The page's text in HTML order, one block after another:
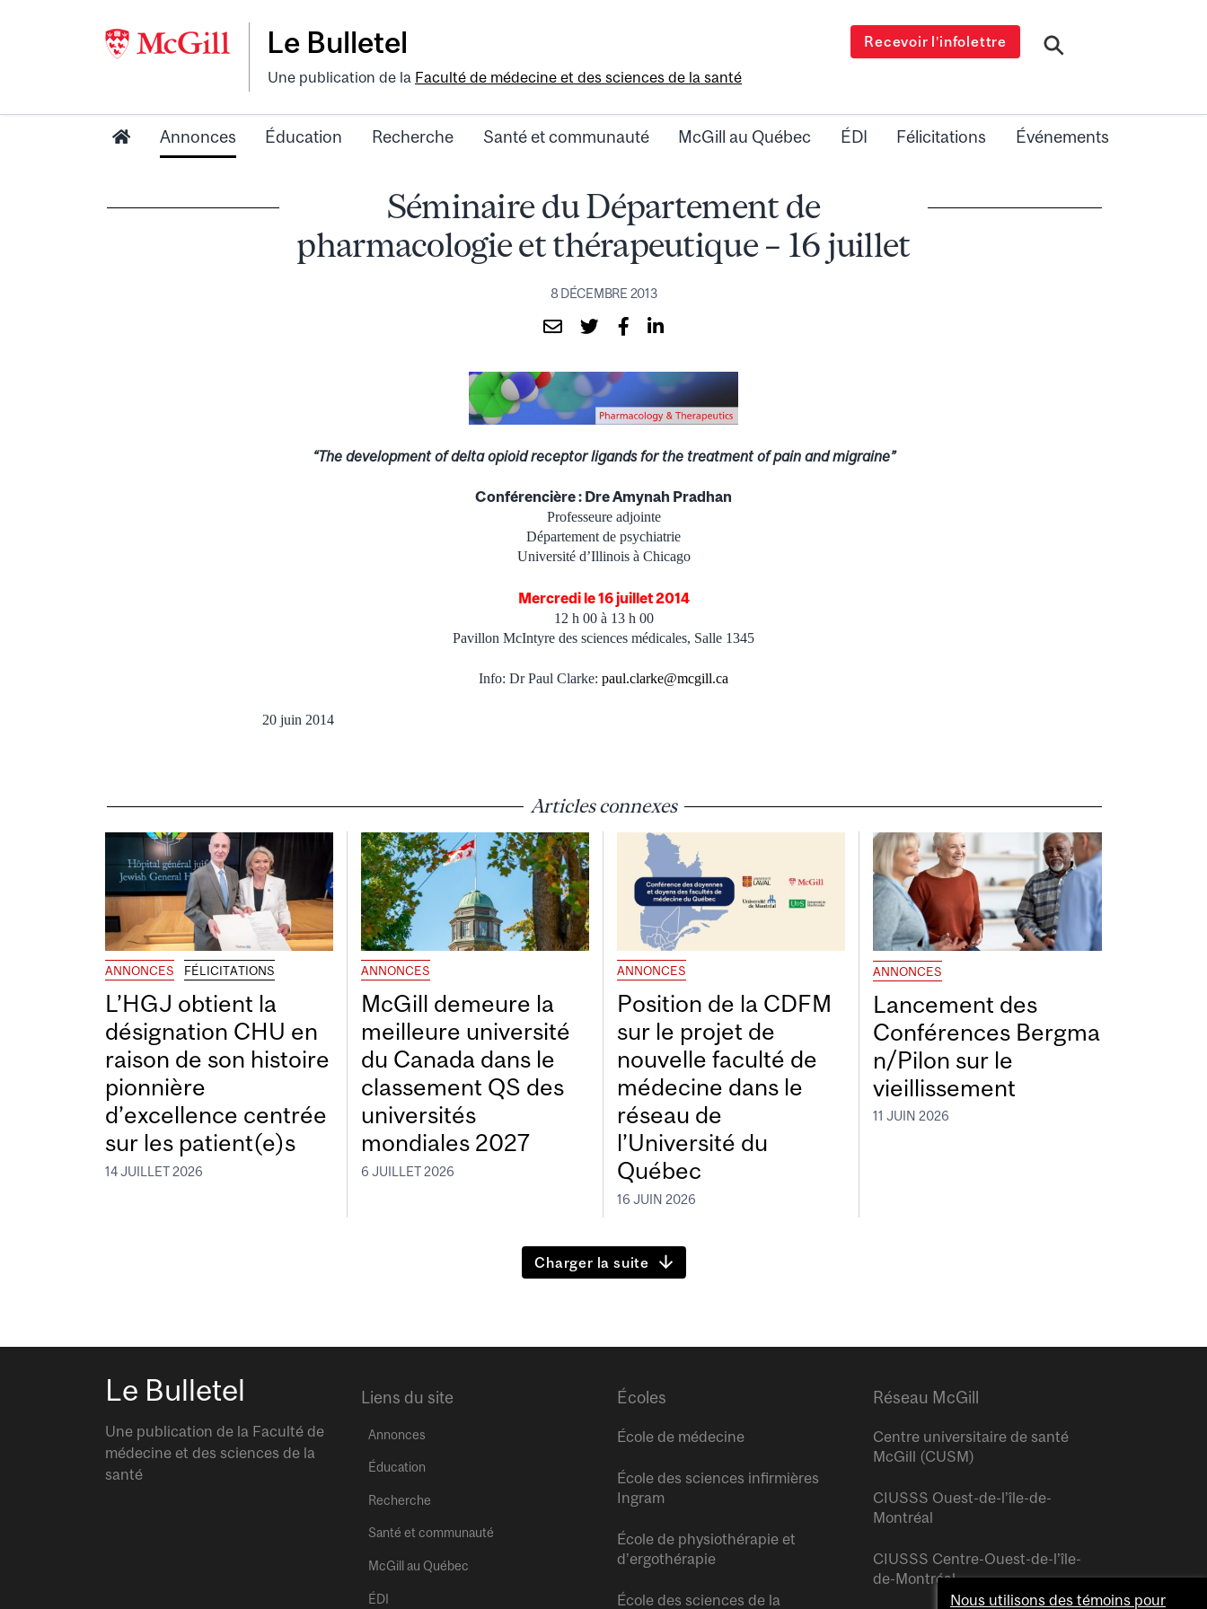
Le Bulletel
Une publication de la Faculté de médecine et des sciences de la santé
Recevoir l’infolettre
Annonces Éducation Recherche Santé et communauté McGill au Québec ÉDI Félicitations Événements
Séminaire du Département de
pharmacologie et thérapeutique – 16 juillet
8 DÉCEMBRE 2013
“The development of delta opioid receptor ligands for the treatment of pain and migraine”
Conférencière : Dre Amynah Pradhan
Professeure adjointe
Département de psychiatrie
Université d’Illinois à Chicago
Mercredi le 16 juillet 2014
12 h 00 à 13 h 00
Pavillon McIntyre des sciences médicales, Salle 1345
Info: Dr Paul Clarke: paul.clarke@mcgill.ca
20 juin 2014
Articles connexes
ANNONCES FÉLICITATIONS
L’HGJ obtient la
désignation CHU en
raison de son histoire
pionnière
d’excellence centrée
sur les patient(e)s
14 JUILLET 2026
ANNONCES
McGill demeure la
meilleure université
du Canada dans le
classement QS des
universités
mondiales 2027
6 JUILLET 2026
ANNONCES
Position de la CDFM
sur le projet de
nouvelle faculté de
médecine dans le
réseau de
l’Université du
Québec
16 JUIN 2026
ANNONCES
Lancement des
Conférences Bergma
n/Pilon sur le
vieillissement
11 JUIN 2026
Charger la suite
Le Bulletel
Une publication de la Faculté de
médecine et des sciences de la
santé
Liens du site
Annonces
Éducation
Recherche
Santé et communauté
McGill au Québec
ÉDI
Écoles
École de médecine
École des sciences infirmières
Ingram
École de physiothérapie et
d’ergothérapie
École des sciences de la
Réseau McGill
Centre universitaire de santé
McGill (CUSM)
CIUSSS Ouest-de-l’île-de-
Montréal
CIUSSS Centre-Ouest-de-l’île-
de-Montréal
Nous utilisons des témoins pour